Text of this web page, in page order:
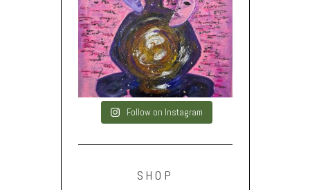
Follow on Instagram
SHOP